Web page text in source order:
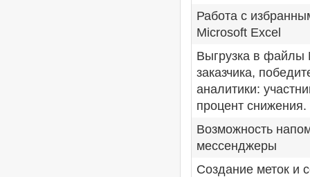
Работа с
Microsoft Excel
Выгрузка в файлы
заказчика,
аналитики:
процент снижения.
Возможность
мессенджеры
Создание меток и